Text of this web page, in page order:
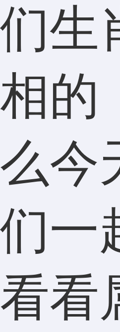
们生
相的
么今
们一
看看